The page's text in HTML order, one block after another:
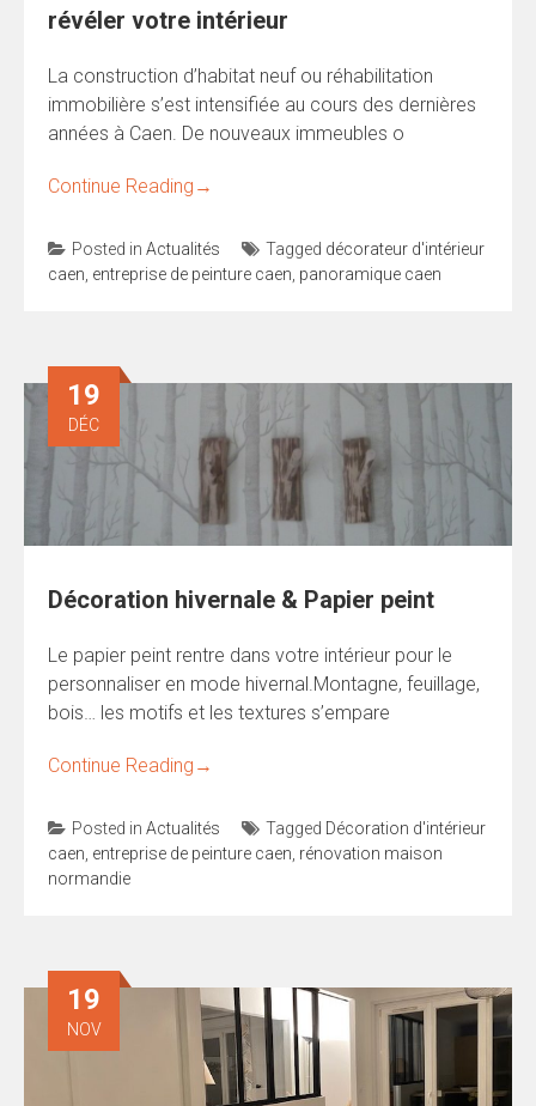
révéler votre intérieur
La construction d’habitat neuf ou réhabilitation
immobilière s’est intensifiée au cours des dernières
années à Caen. De nouveaux immeubles o
Continue Reading →
Posted in Actualités Tagged décorateur d'intérieur
caen entreprise de peinture caen panoramique caen
19
DÉC
Décoration hivernale & Papier peint
Le papier peint rentre dans votre intérieur pour le
personnaliser en mode hivernal.Montagne, feuillage,
bois… les motifs et les textures s’empare
Continue Reading →
Posted in Actualités Tagged Décoration d'intérieur
caen entreprise de peinture caen rénovation maison
normandie
19
NOV